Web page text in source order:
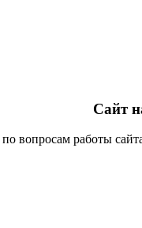
Сайт
вопросам работы